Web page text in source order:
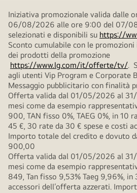
Iniziativa promozionale valida dalle
06/08/2026 alle ore 9:00 del 07/
selezionati e disponibili su https://
Sconto cumulabile con le promozioni
dei prodotti della promozione
https://www.lg.com/it/offerte/tv/.
agli utenti Vip Program e Corporate
Messaggio pubblicitario con finalità
Offerta valida dal 01/05/2026 al
mesi come da esempio
900, TAN fisso 0%, TAEG 0%, in 10
45 €, 30 rate da 30 € spese e costi
Importo totale del credito e dovuto
900,00
Offerta valida dal 01/05/2026 al
mesi come da esempio
849, Tan fisso 9,53% Taeg 9,96%,
accessori dell’offerta azzerati.